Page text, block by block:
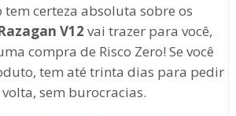
tem certeza absoluta sobre os
V12 vai trazer para você,
compra de Risco Zero! Se você
tem até trinta dias para pedir
sem burocracias.